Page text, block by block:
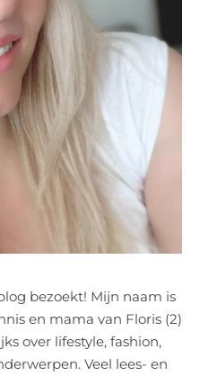
bezoekt! Mijn naam is
en mama van Floris (2)
over lifestyle, fashion,
Veel lees- en